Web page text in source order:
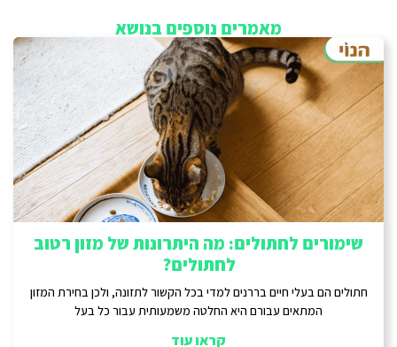
מאמרים נוספים בנושא
שימורים לחתולים: מה היתרונות של מזון רטוב
לחתולים?
חתולים הם בעלי חיים בררנים למדי בכל הקשור לתזונה, ולכן בחירת המזון
המתאים עבורם היא החלטה משמעותית עבור כל בעל
קראו עוד